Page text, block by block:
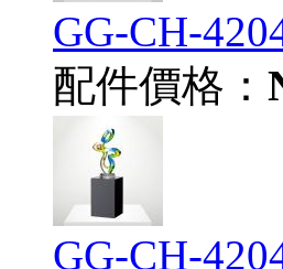
GG-CH-
配件價格：
GG-CH-